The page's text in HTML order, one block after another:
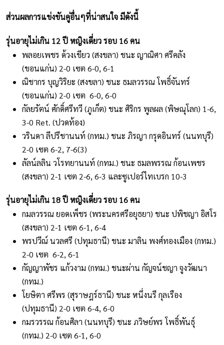
ส่วนผลการแข่งขันคู่อื่นๆที่น่าสนใจ มีดังนี้
รุ่นอายุไม่เกิน 12 ปี หญิงเดี่ยว รอบ 16 คน
พลอยเพชร ด้วงเขียว (สงขลา) ชนะ ญาณิศา ศรีคลัง
(ขอนแก่น) 2-0 เซต 6-0, 6-1
ณิชากร บุญวิริยะ (สงขลา) ชนะ ธมลวรรณ โพธิ์จันทร์
(ขอนแก่น) 2-0 เซต 6-0, 6-0
กัลยรัตน์ ศักดิ์ศรีทวี (ภูเก็ต) ชนะ ศิริกร พูลผล (พิษณุโลก) 1-6,
3-0 Ret. (ปวดท้อง)
วรินดา ลีปรีชานนท์ (กทม.) ชนะ ภิรญา กรุดอินทร์ (นนทบุรี)
2-0 เซต 6-2, 7-6(3)
ลัลน์ลลิน วโรทยานนท์ (กทม.) ชนะ ธมลพรรณ ก้อนเพชร
(สงขลา) 2-1 เซต 2-6, 6-3 และซูเปอร์ไทเบรก 10-3
รุ่นอายุไม่เกิน 18 ปี หญิงเดี่ยว รอบ 16 คน
กมลวรรณ ยอดเพ็ชร (พระนครศรีอยุธยา) ชนะ ปพิชญา อิสโร
(สงขลา) 2-1 เซต 6-1, 6-4
พรปวีณ์ นวลศรี (ปทุมธานี) ชนะ มาลิน พงศ์ทองเมือง (กทม.)
2-0 เซต 6-2, 6-1
กัญญาพัชร แก้วงาม (กทม.) ชนะผ่าน กัญจน์ชญา จูงวัฒนา
(กทม.)
โยษิตา ศรีพร (สุราษฎร์ธานี) ชนะ หนึ่งนรี กุลเรือง
(ปทุมธานี) 2-0 เซต 6-4, 6-0
กมรวรรณ ก้อนศิลา (นนทบุรี) ชนะ ภวิษย์พร โพธิ์พันธุ์
(กทม.) 2-0 เซต 6-1, 6-0